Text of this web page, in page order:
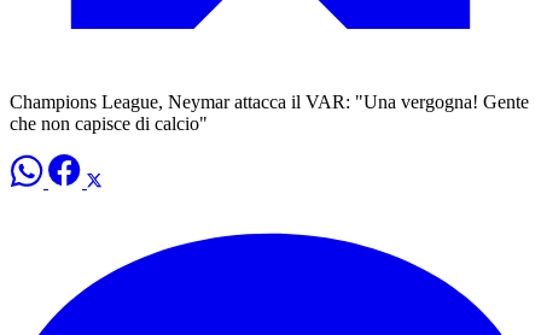
Champions League, Neymar attacca il VAR: "Una vergogna! Gente
che non capisce di calcio"